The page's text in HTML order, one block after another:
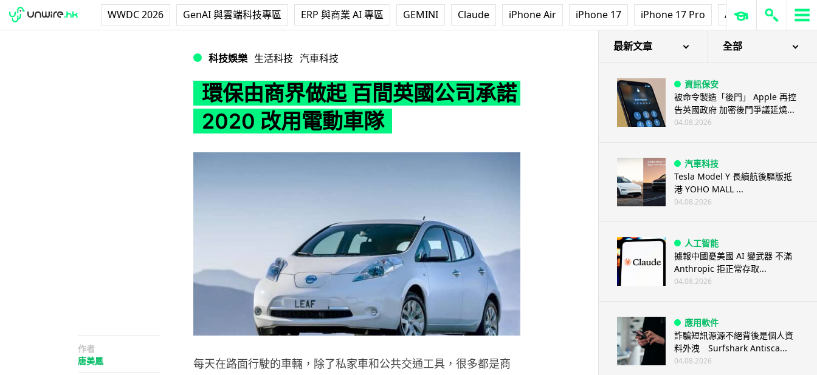
WWDC 2026 GenAI 與雲端科技專區 ERP 與商業 AI 專區 GEMINI Claude iPhone Air iPhone 17 iPhone 17 Pro AirPods Pro 3
科技娛樂 生活科技 汽車科技
環保由商界做起 百間英國公司承諾
2020 改用電動車隊
作者
唐美鳳
每天在路面行駛的車輛，除了私家車和公共交通工具，很多都是商
最新文章 全部
資訊保安
被命令製造「後門」 Apple 再控
告英國政府 加密後門爭議延燒...
04.08.2026
汽車科技
Tesla Model Y 長續航後驅版抵
港 YOHO MALL ...
04.08.2026
人工智能
據報中國憂美國 AI 變武器 不滿
Anthropic 拒正常存取...
04.08.2026
應用軟件
詐騙短訊源源不絕背後是個人資
料外洩 Surfshark Antisca...
04.08.2026